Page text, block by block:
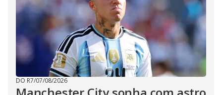
DO R7/07/08/2026